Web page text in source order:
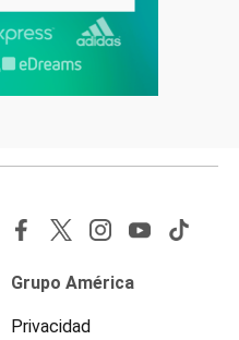
Grupo América
Privacidad